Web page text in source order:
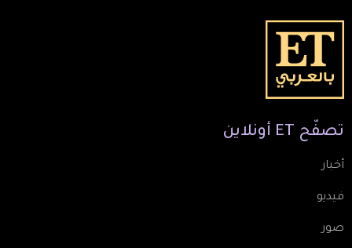
تصفّح ET أونلاين
أخبار
فيديو
صور